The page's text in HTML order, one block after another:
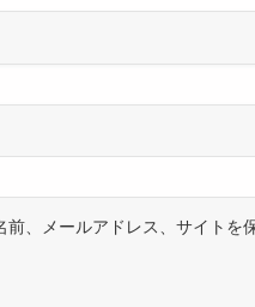
、メールアドレス、サイトを